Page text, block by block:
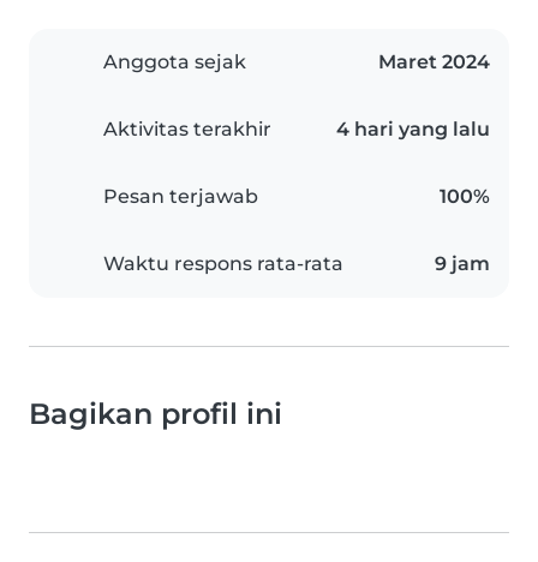
Anggota sejak Maret 2024
Aktivitas terakhir 4 hari yang lalu
Pesan terjawab 100%
Waktu respons rata-rata 9 jam
Bagikan profil ini